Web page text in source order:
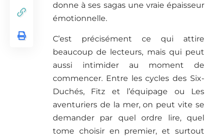
donne à ses sagas une vraie épaisseur
émotionnelle.
C’est précisément ce qui attire
beaucoup de lecteurs, mais qui peut
aussi intimider au moment de
commencer. Entre les cycles des Six-
Duchés, Fitz et l’équipage ou Les
aventuriers de la mer, on peut vite se
demander par quel ordre lire, quel
tome choisir en premier, et surtout